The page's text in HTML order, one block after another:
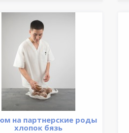
на партнерские роды
хлопок бязь